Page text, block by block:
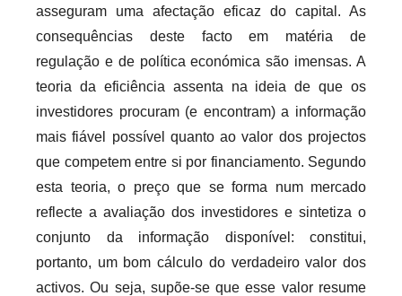
asseguram uma afectação eficaz do capital. As
consequências deste facto em matéria de
regulação e de política económica são imensas. A
teoria da eficiência assenta na ideia de que os
investidores procuram (e encontram) a informação
mais fiável possível quanto ao valor dos projectos
que competem entre si por financiamento. Segundo
esta teoria, o preço que se forma num mercado
reflecte a avaliação dos investidores e sintetiza o
conjunto da informação disponível: constitui,
portanto, um bom cálculo do verdadeiro valor dos
activos. Ou seja, supõe-se que esse valor resume